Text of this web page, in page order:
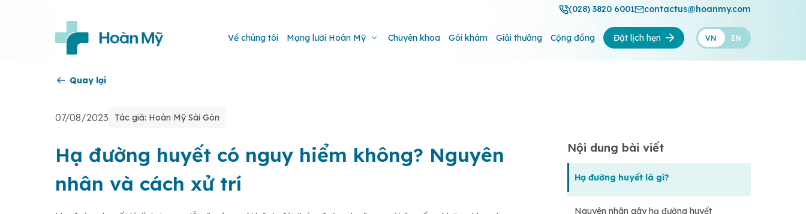
(028) 3820 6001 contactus@hoanmy.com
Về chúng tôi Mạng lưới Hoàn Mỹ Chuyên khoa Gói khám Giải thưởng Cộng đồng Đặt lịch hẹn VN EN
Quay lại
07/08/2023 Tác giả: Hoàn Mỹ Sài Gòn
Hạ đường huyết có nguy hiểm không? Nguyên
nhân và cách xử trí
Nội dung bài viết
Hạ đường huyết là gì?
Nguyên nhân gây hạ đường huyết